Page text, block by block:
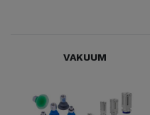
VAKUUM